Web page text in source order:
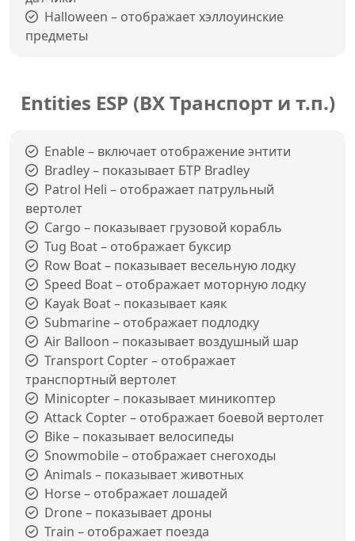
Halloween – отображает хэллоуинские
предметы
Entities ESP (ВХ Транспорт и т.п.)
Enable – включает отображение энтити
Bradley – показывает БТР Bradley
Patrol Heli – отображает патрульный
вертолет
Cargo – показывает грузовой корабль
Tug Boat – отображает буксир
Row Boat – показывает весельную лодку
Speed Boat – отображает моторную лодку
Kayak Boat – показывает каяк
Submarine – отображает подлодку
Air Balloon – показывает воздушный шар
Transport Copter – отображает
транспортный вертолет
Minicopter – показывает миникоптер
Attack Copter – отображает боевой вертолет
Bike – показывает велосипеды
Snowmobile – отображает снегоходы
Animals – показывает животных
Horse – отображает лошадей
Drone – показывает дроны
Train – отображает поезда